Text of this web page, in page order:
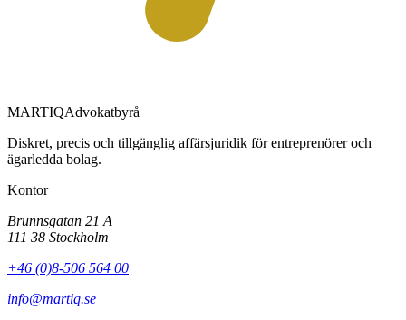
MARTIQAdvokatbyrå
Diskret, precis och tillgänglig affärsjuridik för entreprenörer och
ägarledda bolag.
Kontor
Brunnsgatan 21 A
111 38 Stockholm
+46 (0)8-506 564 00
info@martiq.se